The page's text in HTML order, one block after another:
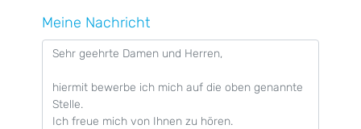
Meine Nachricht